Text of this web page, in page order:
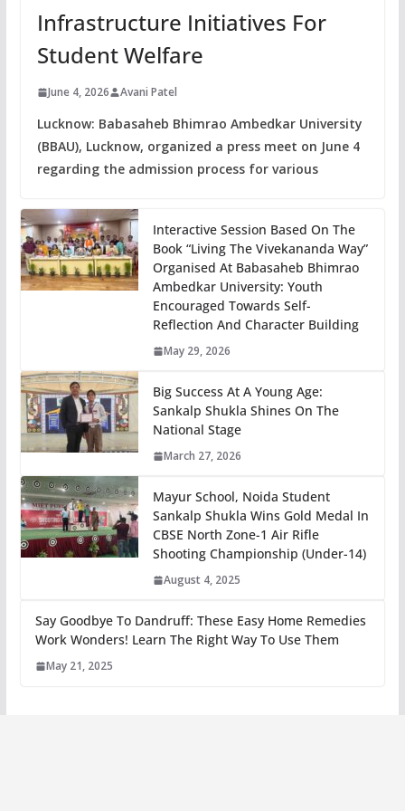
Infrastructure Initiatives For
Student Welfare
June 4, 2026 Avani Patel
Lucknow: Babasaheb Bhimrao Ambedkar University
(BBAU), Lucknow, organized a press meet on June 4
regarding the admission process for various
Interactive Session Based On The
Book “Living The Vivekananda Way”
Organised At Babasaheb Bhimrao
Ambedkar University: Youth
Encouraged Towards Self-
Reflection And Character Building
May 29, 2026
Big Success At A Young Age:
Sankalp Shukla Shines On The
National Stage
March 27, 2026
Mayur School, Noida Student
Sankalp Shukla Wins Gold Medal In
CBSE North Zone-1 Air Rifle
Shooting Championship (Under-14)
August 4, 2025
Say Goodbye To Dandruff: These Easy Home Remedies
Work Wonders! Learn The Right Way To Use Them
May 21, 2025